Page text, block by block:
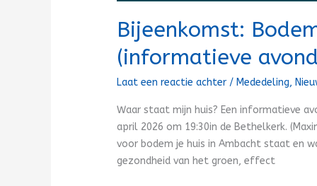
Bijeenkomst:
(informatieve
Laat een reactie achter / Mededeling,
Waar staat mijn huis? Een informatieve
april 2026 om 19:30in de Bethelkerk.
voor bodem je huis in Ambacht staat en
gezondheid van het groen, effect